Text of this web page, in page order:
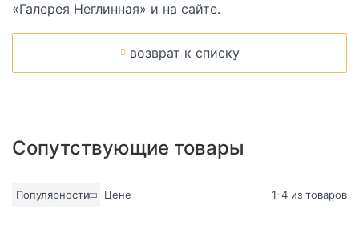
«Галерея Неглинная» и на сайте.
возврат к списку
Сопутствующие товары
Популярности Цене 1-4 из товаров